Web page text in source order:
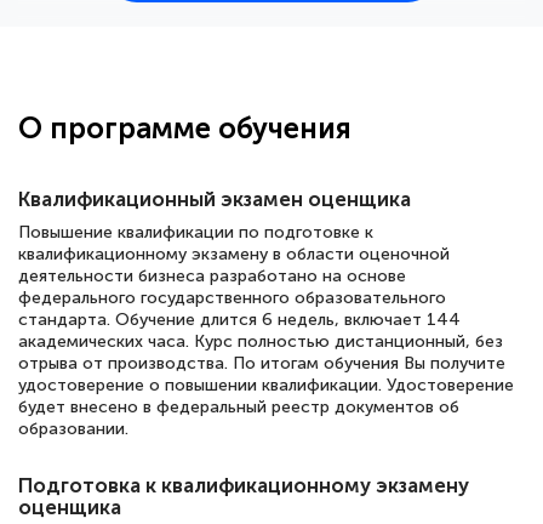
большое количество методических
сдачи итоговой аттестации. Спасибо
Елена Кравченко
Знаток города 5 уровня
18 марта 2026
Выражаю благодарность за курс
русскому языку и литературе". Много
О программе обучения
Квалификационный экзамен оценщика
Повышение квалификации по подготовке к
квалификационному экзамену в области оценочной
деятельности бизнеса разработано на основе
федерального государственного образовательного
стандарта. Обучение длится 6 недель, включает 144
академических часа. Курс полностью дистанционный, без
отрыва от производства. По итогам обучения Вы получите
удостоверение о повышении квалификации. Удостоверение
будет внесено в федеральный реестр документов об
образовании.
Подготовка к квалификационному экзамену
оценщика